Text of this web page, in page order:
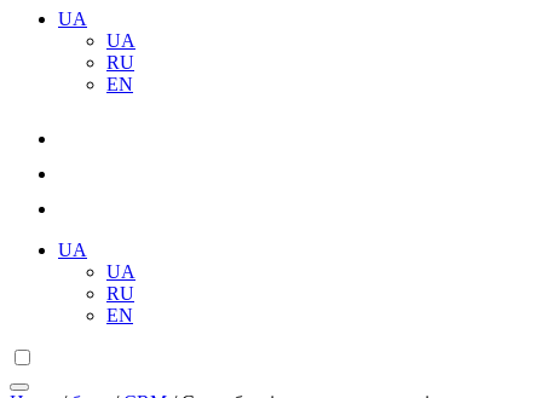
UA
UA
RU
EN
UA
UA
RU
EN